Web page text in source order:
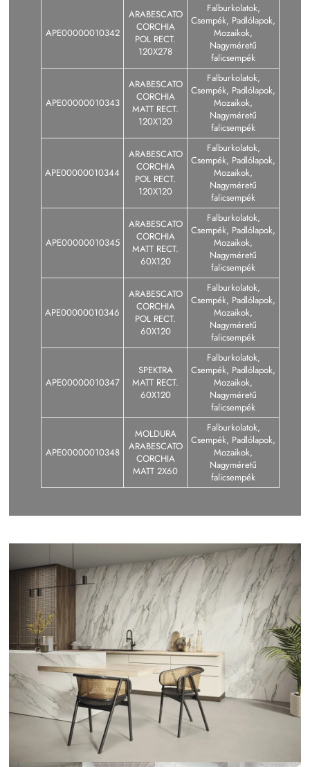
APE00000010342
ARABESCATO
CORCHIA
POL RECT.
120X278
Falburkolatok,
Csempék, Padlólapok,
Mozaikok,
Nagyméretű
falicsempék
APE00000010343
ARABESCATO
CORCHIA
MATT RECT.
120X120
Falburkolatok,
Csempék, Padlólapok,
Mozaikok,
Nagyméretű
falicsempék
APE00000010344
ARABESCATO
CORCHIA
POL RECT.
120X120
Falburkolatok,
Csempék, Padlólapok,
Mozaikok,
Nagyméretű
falicsempék
APE00000010345
ARABESCATO
CORCHIA
MATT RECT.
60X120
Falburkolatok,
Csempék, Padlólapok,
Mozaikok,
Nagyméretű
falicsempék
APE00000010346
ARABESCATO
CORCHIA
POL RECT.
60X120
Falburkolatok,
Csempék, Padlólapok,
Mozaikok,
Nagyméretű
falicsempék
APE00000010347
SPEKTRA
MATT RECT.
60X120
Falburkolatok,
Csempék, Padlólapok,
Mozaikok,
Nagyméretű
falicsempék
APE00000010348
MOLDURA
ARABESCATO
CORCHIA
MATT 2X60
Falburkolatok,
Csempék, Padlólapok,
Mozaikok,
Nagyméretű
falicsempék